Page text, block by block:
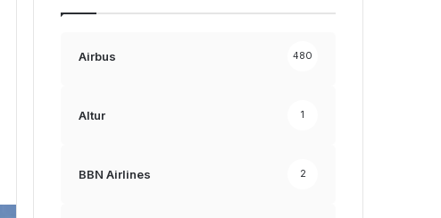
Airbus 480
Altur 1
BBN Airlines 2